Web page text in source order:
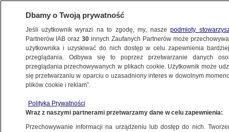
ŚWIAT
konfliktu w 2022 roku". Najnowsza analiza
ISW
Dbamy o Twoją prywatność
Jeśli użytkownik wyrazi na to zgodę, my, naszepodmioty
Partnerów IAB oraz30 innych Zaufanych Partnerów może
użytkownika i uzyskiwać do nich dostęp w celu zapewnienia
przeglądania. Odbywa się to poprzez przetwarzanie danych
przeglądania przechowywanych w plikach cookie. Użytkownik może
się przetwarzaniu w oparciu o uzasadniony interes w dowolnym
plików cookie i reklam”.
Polityka Prywatności
Wraz z naszymi partnerami przetwarzamy dane w celu zapewnienia:
Przechowywanie informacji na urządzeniu lub dostęp do nich.